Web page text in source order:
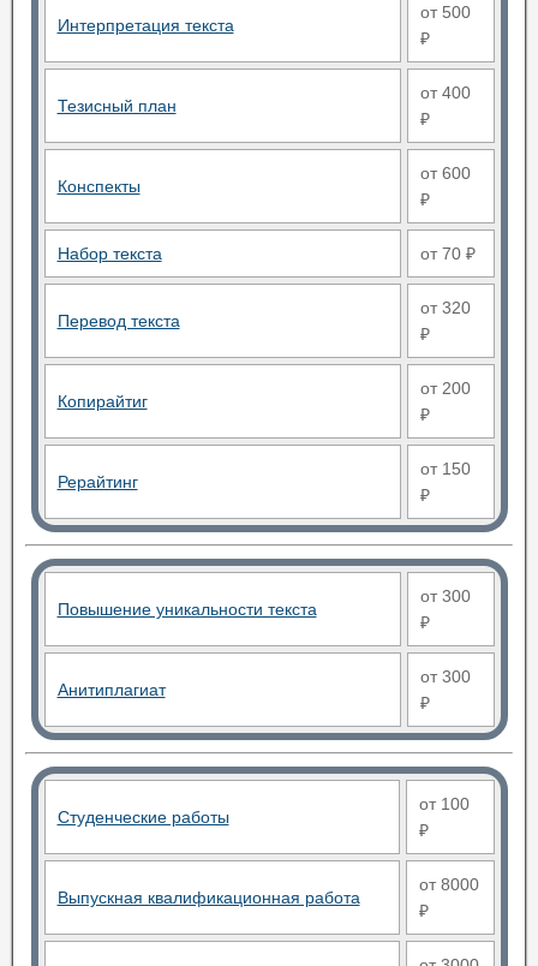
Интерпретация текста
от 500
₽
Тезисный план
от 400
₽
Конспекты
от 600
₽
Набор текста от 70 ₽
Перевод текста
от 320
₽
Копирайтиг
от 200
₽
Рерайтинг
от 150
₽
Повышение уникальности текста
от 300
₽
Анитиплагиат
от 300
₽
Студенческие работы
от 100
₽
Выпускная квалификационная работа
от 8000
₽